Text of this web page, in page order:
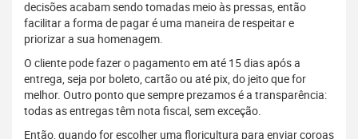
decisões acabam sendo tomadas meio às pressas, então
facilitar a forma de pagar é uma maneira de respeitar e
priorizar a sua homenagem.
O cliente pode fazer o pagamento em até 15 dias após a
entrega, seja por boleto, cartão ou até pix, do jeito que for
melhor. Outro ponto que sempre prezamos é a transparência:
todas as entregas têm nota fiscal, sem exceção.
Então, quando for escolher uma floricultura para enviar coroas